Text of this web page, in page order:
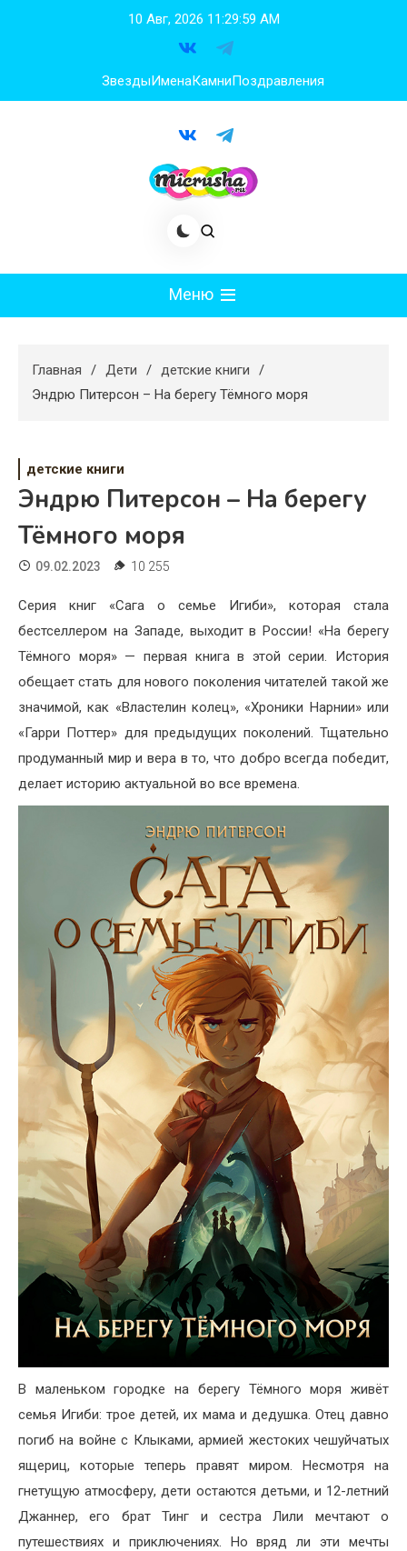
10 Авг, 2026 11:30:00 AM
ЗвездыИменаКамниПоздравления
Меню
Худеем
Свадьба
Дом
Жизнь
Хобби
Красота
Недвижимость
Главная Дети
детские книги
Эндрю Питерсон – На берегу Тёмного моря
детские книги
Эндрю Питерсон – На берегу
Тёмного моря
09.02.2023 10 255
Серия книг «Сага о семье Игиби», которая стала
бестселлером на Западе, выходит в России! «На берегу
Тёмного моря» — первая книга в этой серии. История
обещает стать для нового поколения читателей такой же
значимой, как «Властелин колец», «Хроники Нарнии» или
«Гарри Поттер» для предыдущих поколений. Тщательно
продуманный мир и вера в то, что добро всегда победит,
делает историю актуальной во все времена.
В маленьком городке на берегу Тёмного моря живёт
семья Игиби: трое детей, их мама и дедушка. Отец давно
погиб на войне с Клыками, армией жестоких чешуйчатых
ящериц, которые теперь правят миром. Несмотря на
гнетущую атмосферу, дети остаются детьми, и 12-летний
Джаннер, его брат Тинг и сестра Лили мечтают о
путешествиях и приключениях. Но вряд ли эти мечты